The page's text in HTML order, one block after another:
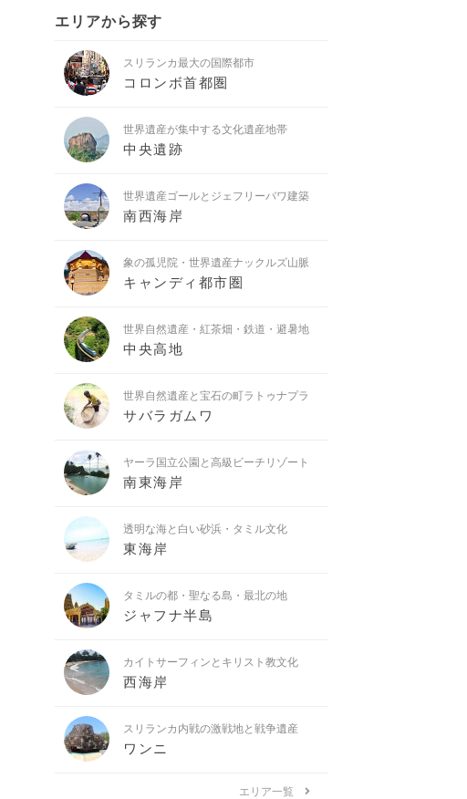
エリアから探す
スリランカ最大の国際都市
コロンボ首都圏
世界遺産が集中する文化遺産地帯
中央遺跡
世界遺産ゴールとジェフリーバワ建築
南西海岸
象の孤児院・世界遺産ナックルズ山脈
キャンディ都市圏
世界自然遺産・紅茶畑・鉄道・避暑地
中央高地
世界自然遺産と宝石の町ラトゥナプラ
サバラガムワ
ヤーラ国立公園と高級ビーチリゾート
南東海岸
透明な海と白い砂浜・タミル文化
東海岸
タミルの都・聖なる島・最北の地
ジャフナ半島
カイトサーフィンとキリスト教文化
西海岸
スリランカ内戦の激戦地と戦争遺産
ワンニ
エリア一覧